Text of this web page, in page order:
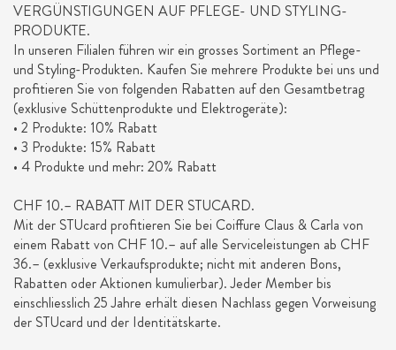
VERGÜNSTIGUNGEN AUF PFLEGE- UND STYLING-
PRODUKTE.
In unseren Filialen führen wir ein grosses Sortiment an Pflege-
und Styling-Produkten. Kaufen Sie mehrere Produkte bei uns und
profitieren Sie von folgenden Rabatten auf den Gesamtbetrag
(exklusive Schüttenprodukte und Elektrogeräte):
• 2 Produkte: 10% Rabatt
• 3 Produkte: 15% Rabatt
• 4 Produkte und mehr: 20% Rabatt
CHF 10.– RABATT MIT DER STUCARD.
Mit der STUcard profitieren Sie bei Coiffure Claus & Carla von
einem Rabatt von CHF 10.– auf alle Serviceleistungen ab CHF
36.– (exklusive Verkaufsprodukte; nicht mit anderen Bons,
Rabatten oder Aktionen kumulierbar). Jeder Member bis
einschliesslich 25 Jahre erhält diesen Nachlass gegen Vorweisung
der STUcard und der Identitätskarte.